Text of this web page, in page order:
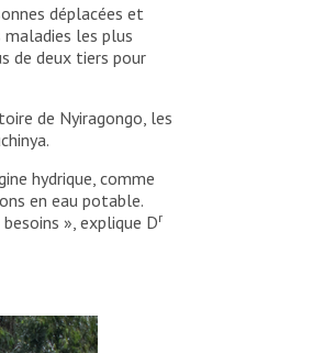
déplacées et
les plus
de deux tiers pour
de Nyiragongo, les
hydrique, comme
en eau potable.
», explique Dr